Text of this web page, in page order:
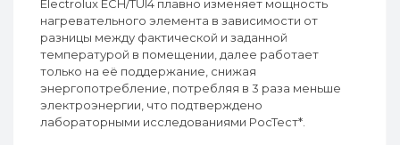
Electrolux ECH/TUI4 плавно изменяет мощность
нагревательного элемента в зависимости от
разницы между фактической и заданной
температурой в помещении, далее работает
только на её поддержание, снижая
энергопотребление, потребляя в 3 раза меньше
электроэнергии, что подтверждено
лабораторными исследованиями РосТест*.